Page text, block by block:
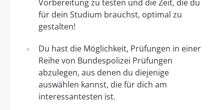
Vorbereitung zu testen und die Zeit, die du
für dein Studium brauchst, optimal zu
gestalten!
Du hast die Möglichkeit, Prüfungen in einer
Reihe von Bundespolizei Prüfungen
abzulegen, aus denen du diejenige
auswählen kannst, die für dich am
interessantesten ist.